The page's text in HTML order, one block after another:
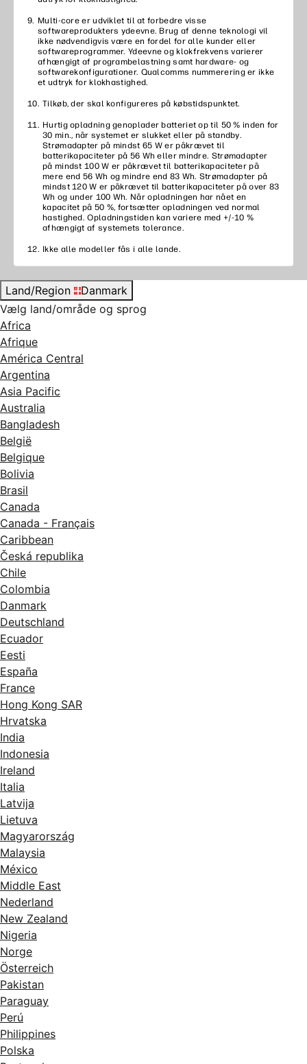
Multi-core er udviklet til at forbedre visse
softwareprodukters ydeevne. Brug af denne teknologi vil
ikke nødvendigvis være en fordel for alle kunder eller
softwareprogrammer. Ydeevne og klokfrekvens varierer
afhængigt af programbelastning samt hardware- og
softwarekonfigurationer. Qualcomms nummerering er ikke
et udtryk for klokhastighed. ​
Tilkøb, der skal konfigureres på købstidspunktet. ​
Hurtig opladning genoplader batteriet op til 50 % inden for
30 min., når systemet er slukket eller på standby.
Strømadapter på mindst 65 W er påkrævet til
batterikapaciteter på 56 Wh eller mindre. Strømadapter
på mindst 100 W er påkrævet til batterikapaciteter på
mere end 56 Wh og mindre end 83 Wh. Strømadapter på
mindst 120 W er påkrævet til batterikapaciteter på over 83
Wh og under 100 Wh. Når opladningen har nået en
kapacitet på 50 %, fortsætter opladningen ved normal
hastighed. Opladningstiden kan variere med +/-10 %
afhængigt af systemets tolerance.
Ikke alle modeller fås i alle lande. ​
Land/Region
Danmark
Vælg land/område og sprog
Africa
Afrique
América Central
Argentina
Asia Pacific
Australia
Bangladesh
België
Belgique
Bolivia
Brasil
Canada
Canada - Français
Caribbean
Česká republika
Chile
Colombia
Danmark
Deutschland
Ecuador
Eesti
España
France
Hong Kong SAR
Hrvatska
India
Indonesia
Ireland
Italia
Latvija
Lietuva
Magyarország
Malaysia
México
Middle East
Nederland
New Zealand
Nigeria
Norge
Österreich
Pakistan
Paraguay
Perú
Philippines
Polska